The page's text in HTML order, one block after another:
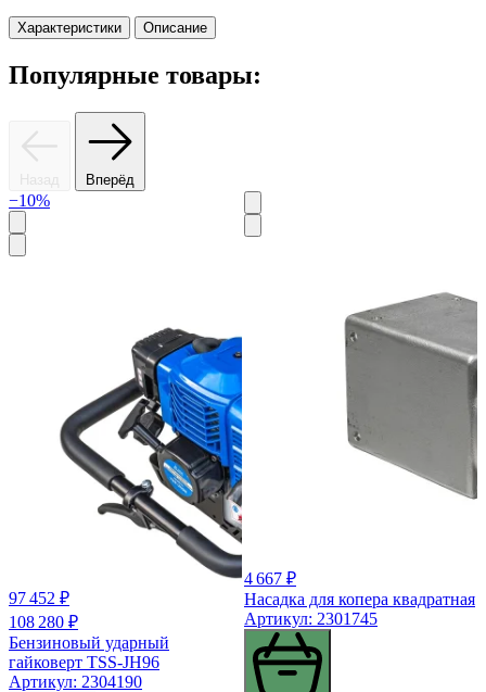
Характеристики Описание
Популярные товары:
Назад Вперёд
−10%
97 452 ₽
108 280 ₽
Бензиновый ударный
гайковерт TSS-JH96
Артикул: 2304190
4 667 ₽
Насадка для копера квадратная
Артикул: 2301745